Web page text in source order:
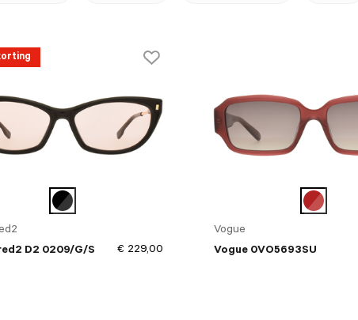
D2 0209/G/S
€ 229,00
Vogue
Vogue 0VO5693SU